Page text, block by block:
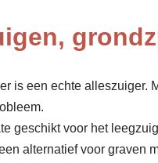
is een echte alleszuiger.
geschikt voor het
alternatief voor graven